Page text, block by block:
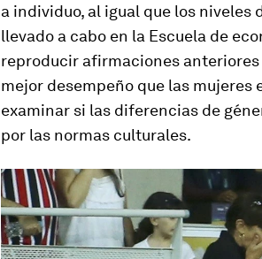
a individuo, al igual que los niveles
llevado a cabo en la Escuela de
reproducir afirmaciones
mejor desempeño que las mujeres
examinar si las diferencias de
por las normas culturales.